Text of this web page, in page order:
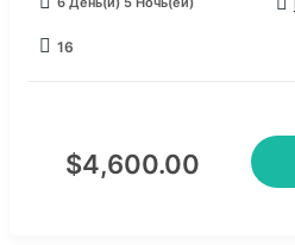
16
$4,600.00